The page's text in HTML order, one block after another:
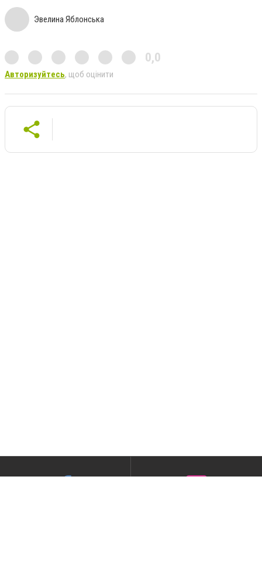
Эвелина Яблонська
0,0
Авторизуйтесь, щоб оцінити